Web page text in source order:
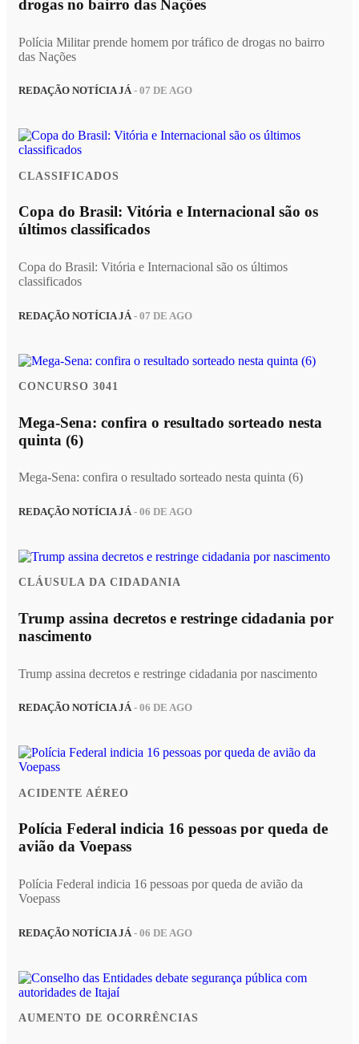
drogas no bairro das Nações
Polícia Militar prende homem por tráfico de drogas no bairro
das Nações
REDAÇÃO NOTÍCIA JÁ- 07 DE AGO
CLASSIFICADOS
Copa do Brasil: Vitória e Internacional são os
últimos classificados
Copa do Brasil: Vitória e Internacional são os últimos
classificados
REDAÇÃO NOTÍCIA JÁ - 07 DE AGO
CONCURSO 3041
Mega-Sena: confira o resultado sorteado nesta
quinta (6)
Mega-Sena: confira o resultado sorteado nesta quinta (6)
REDAÇÃO NOTÍCIA JÁ- 06 DE AGO
CLÁUSULA DA CIDADANIA
Trump assina decretos e restringe cidadania por
nascimento
Trump assina decretos e restringe cidadania por nascimento
REDAÇÃO NOTÍCIA JÁ- 06 DE AGO
ACIDENTE AÉREO
Polícia Federal indicia 16 pessoas por queda de
avião da Voepass
Polícia Federal indicia 16 pessoas por queda de avião da
Voepass
REDAÇÃO NOTÍCIA JÁ - 06 DE AGO
AUMENTO DE OCORRÊNCIAS